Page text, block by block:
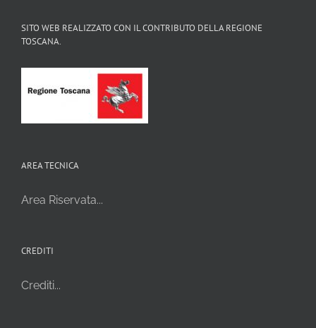
SITO WEB REALIZZATO CON IL CONTRIBUTO DELLA REGIONE
TOSCANA.
AREA TECNICA
Area Riservata...
CREDITI
Crediti...